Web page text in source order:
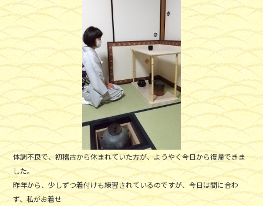
体調不良で、初稽古から休まれていた方が、ようやく今日から復帰できま
した。
昨年から、少しずつ着付けも練習されているのですが、今日は間に合わ
ず、私がお着せ